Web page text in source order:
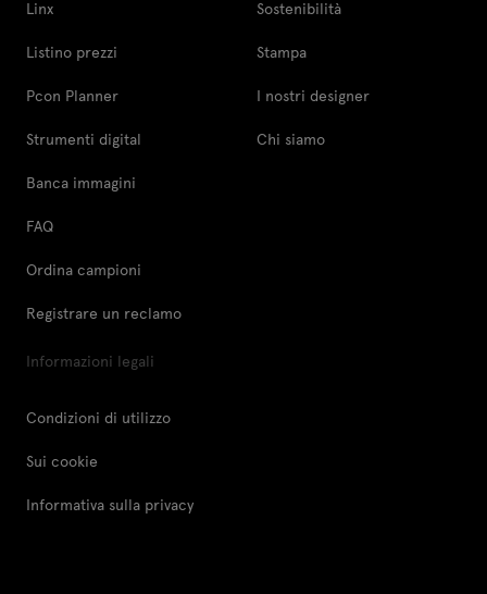
Linx
Listino prezzi
Pcon Planner
Strumenti digital
Banca immagini
FAQ
Ordina campioni
Registrare un reclamo
Sostenibilità
Stampa
I nostri designer
Chi siamo
Informazioni legali
Condizioni di utilizzo
Sui cookie
Informativa sulla privacy